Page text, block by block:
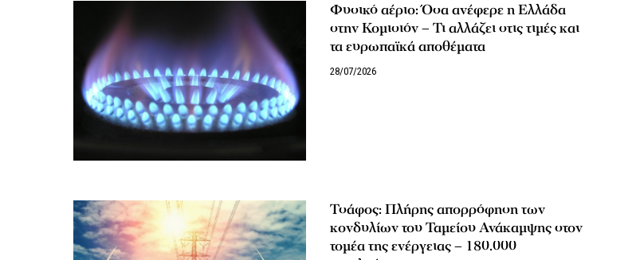
Φυσικό αέριο: Όσα ανέφερε η Ελλάδα
στην Κομισιόν – Τι αλλάζει στις τιμές και
τα ευρωπαϊκά αποθέματα
28/07/2026
Τσάφος: Πλήρης απορρόφηση των
κονδυλίων του Ταμείου Ανάκαμψης στον
τομέα της ενέργειας – 180.000